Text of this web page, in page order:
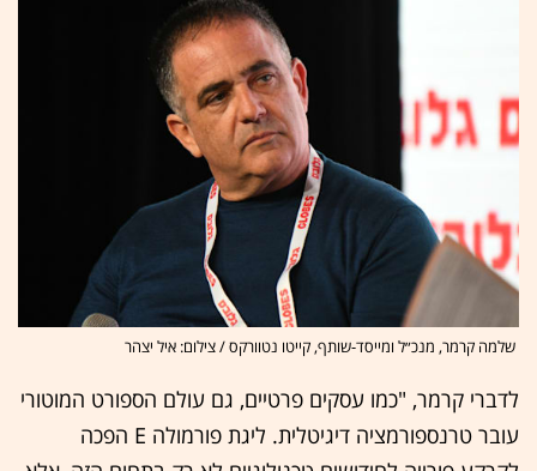
שלמה קרמר, מנכ״ל ומייסד-שותף, קייטו נטוורקס / צילום: איל יצהר
לדברי קרמר, "כמו עסקים פרטיים, גם עולם הספורט המוטורי
עובר טרנספורמציה דיגיטלית. ליגת פורמולה E הפכה